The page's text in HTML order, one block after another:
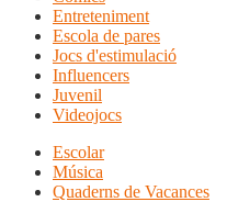
Entreteniment
Escola de pares
Jocs d'estimulació
Influencers
Juvenil
Videojocs
Escolar
Música
Quaderns de Vacances